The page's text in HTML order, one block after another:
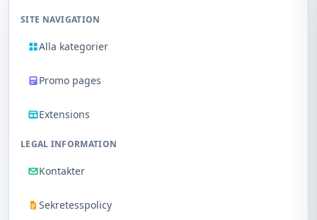
SITE NAVIGATION
Alla kategorier
Promo pages
Extensions
LEGAL INFORMATION
Kontakter
Sekretesspolicy